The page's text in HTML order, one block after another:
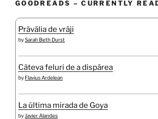
GOODREADS – CURRENTLY
Prăvălia de vrăji
bySarah Beth Durst
Câteva feluri de a dispărea
by Flavius Ardelean
La última mirada de Goya
by Javier Alandes